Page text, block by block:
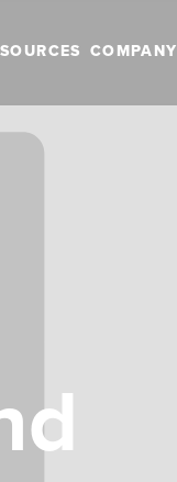
COMPANY